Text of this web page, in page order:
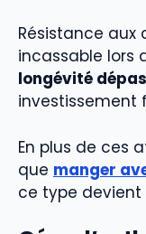
Résistance aux
incassable lors
longévité
investissement
En plus de ces
que manger
ce type devient